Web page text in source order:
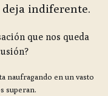
deja indiferente.
que nos queda
naufragando en un vasto
superan.